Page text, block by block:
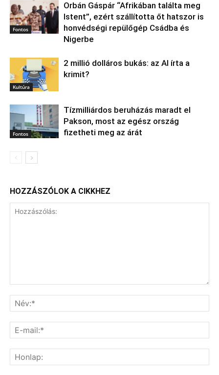
Fontos
Orbán Gáspár “Afrikában találta meg
Istent”, ezért szállította őt hatszor is
honvédségi repülőgép Csádba és
Nigerbe
Kultúra
2 millió dolláros bukás: az AI írta a
krimit?
Fontos
Tízmilliárdos beruházás maradt el
Pakson, most az egész ország
fizetheti meg az árát
HOZZÁSZÓLOK A CIKKHEZ